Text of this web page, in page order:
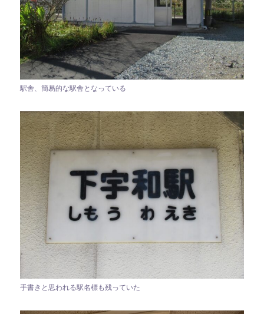
駅舎、簡易的な駅舎となっている
手書きと思われる駅名標も残っていた